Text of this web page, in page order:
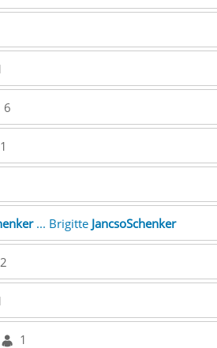
6
1
... Brigitte JancsoSchenker
2
1